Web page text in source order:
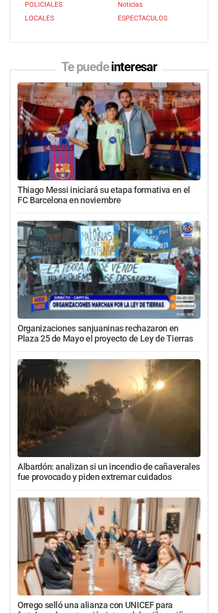
POLICIALES
LOCALES
Noticias
ESPECTACULOS
Te puedeinteresar
Thiago Messi iniciará su etapa formativa en el
FC Barcelona en noviembre
Organizaciones sanjuaninas rechazaron en
Plaza 25 de Mayo el proyecto de Ley de Tierras
Albardón: analizan si un incendio de cañaverales
fue provocado y piden extremar cuidados
Orrego selló una alianza con UNICEF para